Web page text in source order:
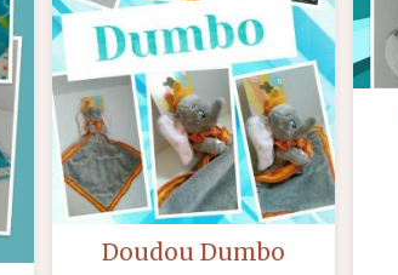
Doudou Dumbo